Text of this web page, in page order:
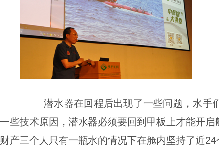
潜水器在回程后出现了一些问题，水手
一些技术原因，潜水器必须要回到甲板上才能开
财产三个人只有一瓶水的情况下在舱内坚持了近24